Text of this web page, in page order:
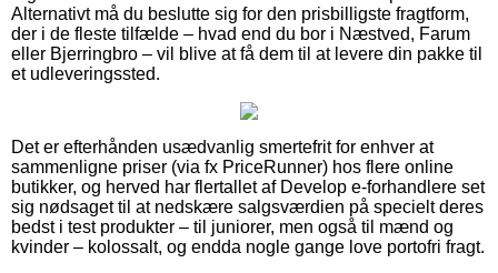
Alternativt må du beslutte sig for den prisbilligste fragtform,
der i de fleste tilfælde – hvad end du bor i Næstved, Farum
eller Bjerringbro – vil blive at få dem til at levere din pakke til
et udleveringssted.
Det er efterhånden usædvanlig smertefrit for enhver at
sammenligne priser (via fx PriceRunner) hos flere online
butikker, og herved har flertallet af Develop e-forhandlere set
sig nødsaget til at nedskære salgsværdien på specielt deres
bedst i test produkter – til juniorer, men også til mænd og
kvinder – kolossalt, og endda nogle gange love portofri fragt.